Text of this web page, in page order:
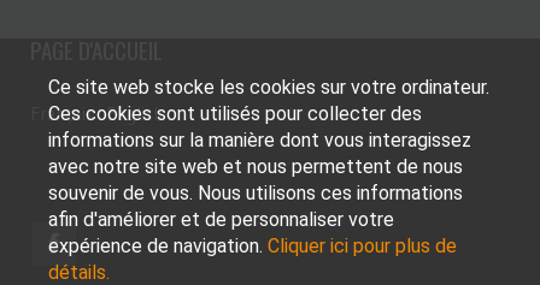
Français English
Ce site web stocke les cookies sur votre ordinateur.
Ces cookies sont utilisés pour collecter des
informations sur la manière dont vous interagissez
avec notre site web et nous permettent de nous
souvenir de vous. Nous utilisons ces informations
afin d'améliorer et de personnaliser votre
expérience de navigation. Cliquer ici pour plus de
détails.